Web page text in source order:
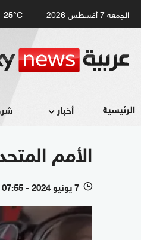
الجمعة 7 أغسطس 2026 25°C
الرئيسية أخبار
الأمم
l 7 يونيو 2024 - 07:55 بتوقيت أبوظبي